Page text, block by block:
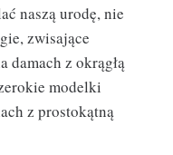
naszą urodę, nie
zwisające
damach z okrągłą
modelki
z prostokątną